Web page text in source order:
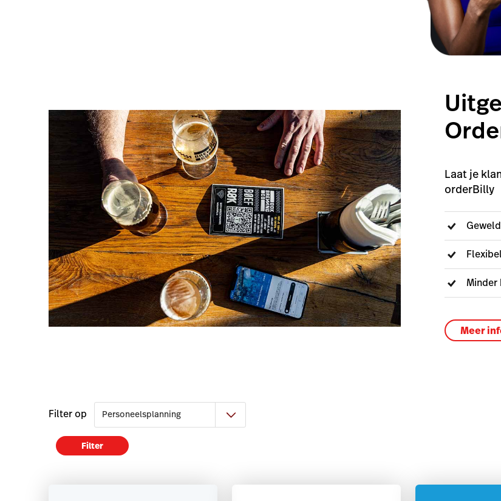
Laat je
orderBilly
Minder
Meer
Filter op
Filter